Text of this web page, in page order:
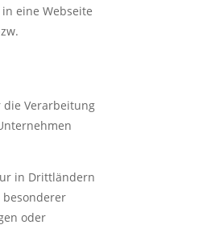
eine Webseite
die Verarbeitung
in Drittländern
besonderer
oder